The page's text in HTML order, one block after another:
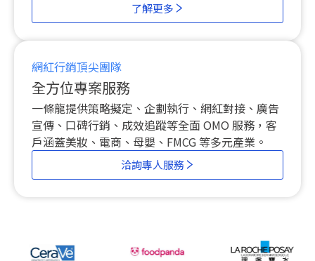
了解更多
網紅行銷頂尖團隊
全方位專案服務
一條龍提供策略擬定、企劃執行、網紅對接、廣告
宣傳、口碑行銷、成效追蹤等全面 OMO 服務，客
戶涵蓋美妝、電商、母嬰、FMCG 等多元產業。
洽詢專人服務